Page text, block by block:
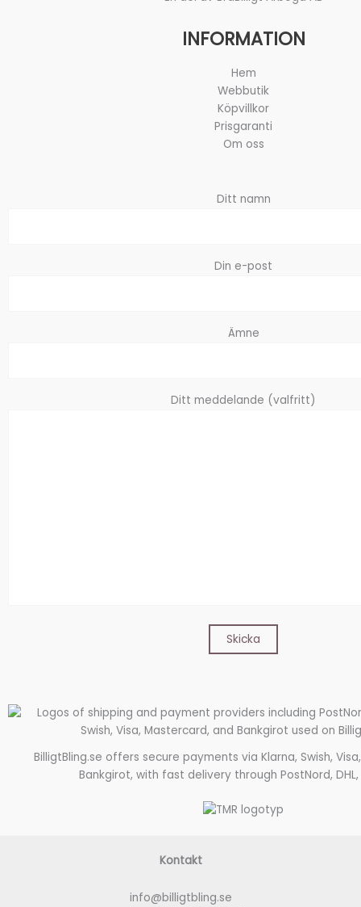
INFORMATION
Hem
Webbutik
Köpvillkor
Prisgaranti
Om oss
Ditt namn
Din e-post
Ämne
Ditt meddelande (valfritt)
BilligtBling.se offers secure payments via Klarna, Swish,
Bankgirot, with fast delivery through PostNord, DHL,
Kontakt
info@billigtbling.se